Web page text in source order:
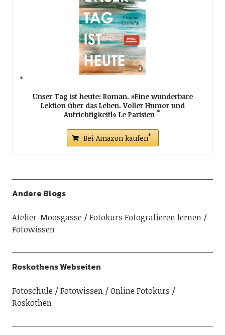
Unser Tag ist heute: Roman. »Eine wunderbare
Lektion über das Leben. Voller Humor und
Aufrichtigkeit!« Le Parisien
Bei Amazon kaufen
Andere Blogs
Atelier-Moosgasse
Fotokurs Fotografieren lernen
Fotowissen
Roskothens Webseiten
Fotoschule Fotowissen
Online Fotokurs
Roskothen